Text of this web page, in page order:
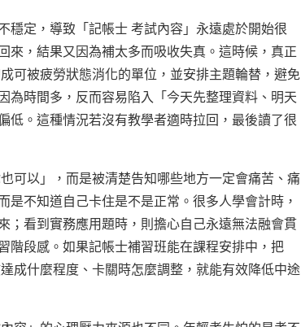
穩定，導致「記帳士 考試內容」永遠處於開始很
來，結果又因為補太多而吸收失真。這時候，真正
可被疲勞狀態消化的單位，並安排主題輪替，避免
為時間多，反而容易陷入「今天先整理資料、明天
低。這種情況若沒有教學者適時拉回，最後讀了很
可以」，而是被清楚告知哪些地方一定會痛苦、痛
不知道自己卡住是不是正常。很多人學會計時，
；看到實務應用題時，則擔心自己永遠無法融會貫
階段感。如果記帳士補習班能在課程安排中，把
成什麼程度、卡關時怎麼調整，就能有效降低中途